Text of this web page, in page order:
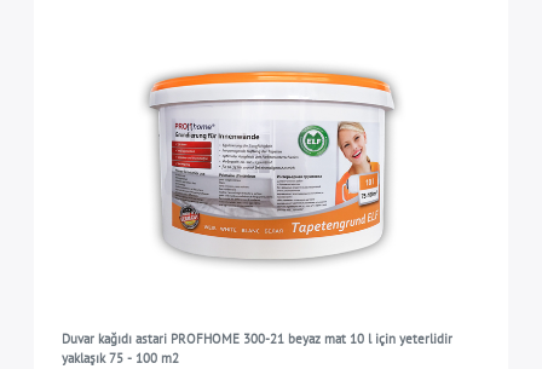
Duvar kağıdı astari PROFHOME 300-21 beyaz mat 10 l için yeterlidir
yaklaşık 75 - 100 m2